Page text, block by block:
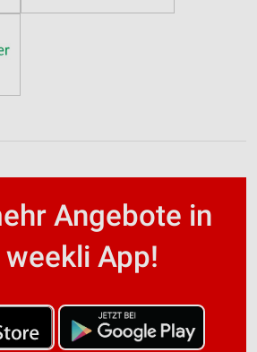
Angebote in
App!